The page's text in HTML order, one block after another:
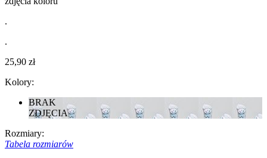
.
.
25,90 zł
Kolory:
BRAK
ZDJĘCIA
Rozmiary:
Tabela rozmiarów